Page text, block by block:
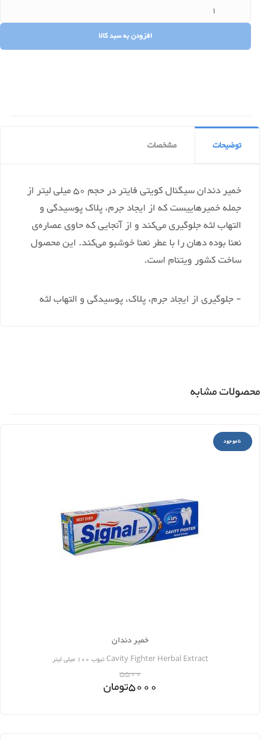
توضیحات مشخصات
خمیر دندان سیگنال کویتی فایتر در حجم 50 میلی لیتر از
جمله خمیرهاییست که از ایجاد جرم، پلاک پوسیدگی و
التهاب لثه جلوگیری می‌کند و از آنجایی که حاوی عصاره‌ی
نعنا بوده دهان را با عطر نعنا خوشبو می‌کند. این محصول
ساخت کشور ویتنام است.
- جلوگیری از ایجاد جرم، پلاک، پوسیدگی و التهاب لثه
محصولات مشابه
ناموجود
خمیر دندان
Cavity Fighter Herbal Extract تیوب 100 میلی لیتر
5500
5000تومان